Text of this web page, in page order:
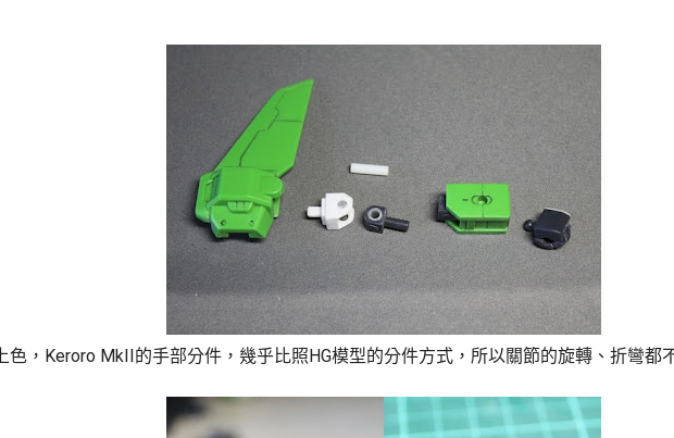
色，Keroro MkII的手部分件，幾乎比照HG模型的分件方式，所以關節的旋轉、折彎都